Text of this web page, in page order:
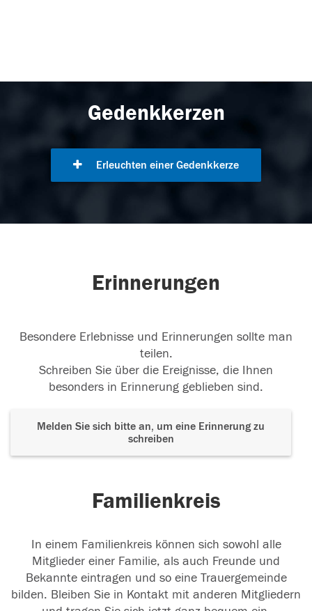
Gedenkkerzen
Erleuchten einer Gedenkkerze
Erinnerungen
Besondere Erlebnisse und Erinnerungen sollte man
teilen.
Schreiben Sie über die Ereignisse, die Ihnen
besonders in Erinnerung geblieben sind.
Melden Sie sich bitte an, um eine Erinnerung zu
schreiben
Familienkreis
In einem Familienkreis können sich sowohl alle
Mitglieder einer Familie, als auch Freunde und
Bekannte eintragen und so eine Trauergemeinde
bilden. Bleiben Sie in Kontakt mit anderen Mitgliedern